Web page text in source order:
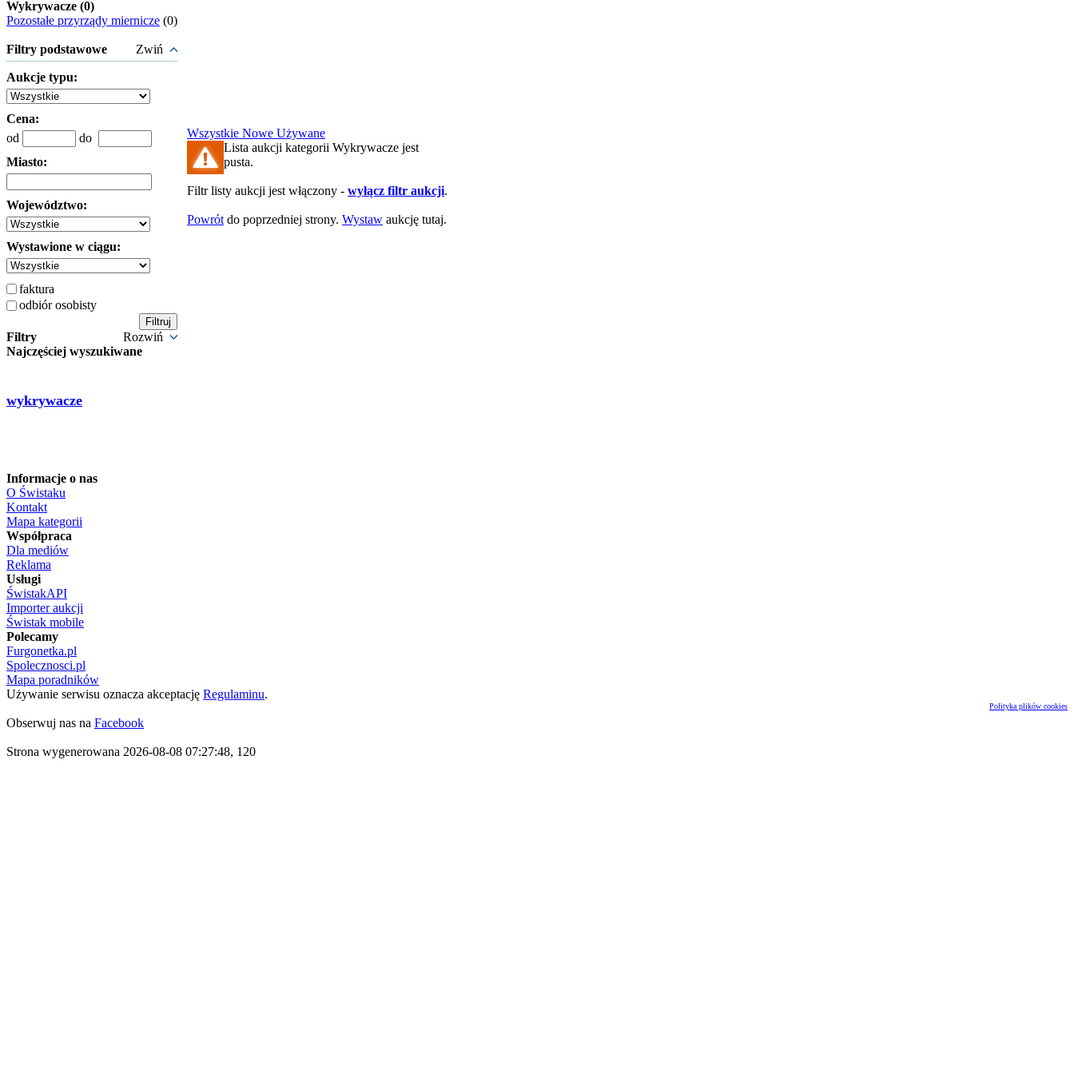
Wykrywacze (0)
Pozostałe przyrządy miernicze (0)
Filtry podstawowe Zwiń
Aukcje typu:
Cena:
od
do
Miasto:
Województwo:
Wystawione w ciągu:
faktura
odbiór osobisty
Filtry
Rozwiń
Najczęściej wyszukiwane
wykrywacze
Wszystkie Nowe Używane
Lista aukcji kategorii Wykrywacze jest
pusta.
Filtr listy aukcji jest włączony - wyłącz filtr aukcji.
Powrót do poprzedniej strony. Wystaw aukcję tutaj.
Informacje o nas
O Świstaku
Kontakt
Mapa kategorii
Współpraca
Dla mediów
Reklama
Usługi
ŚwistakAPI
Importer aukcji
Świstak mobile
Polecamy
Furgonetka.pl
Spolecznosci.pl
Mapa poradników
Używanie serwisu oznacza akceptację Regulaminu.
Polityka plików cookies
Obserwuj nas na Facebook
Strona wygenerowana 2026-08-08 07:27:48, 120